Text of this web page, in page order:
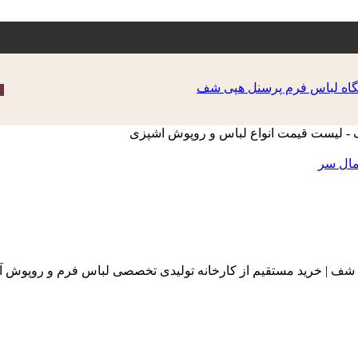
سر
| خرید مستقیم از کارخانه تولیدی تخصصی لباس فرم و روپوش